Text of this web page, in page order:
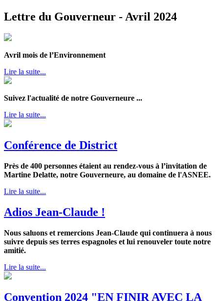
Lettre du Gouverneur - Avril 2024
Avril mois de l’Environnement
Lire la suite...
Suivez l'actualité de notre Gouverneure ...
Lire la suite...
Conférence de District
Près de 400 personnes étaient au rendez-vous à l’invitation de
Martine Delatte, notre Gouverneure, au domaine de l'ASNEE.
Lire la suite...
Adios Jean-Claude !
Nous saluons et remercions Jean-Claude qui continuera à nous
suivre depuis ses terres espagnoles et lui renouveler toute notre
amitié.
Lire la suite...
Convention 2024 "EN FINIR AVEC LA